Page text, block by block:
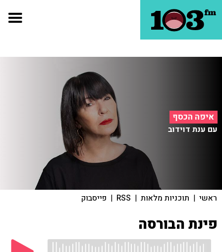
איפה הכסף
עם ענת דוידוב
ראשי | תוכניות מלאות |
RSS
| פייסבוק
פינת הבורסה